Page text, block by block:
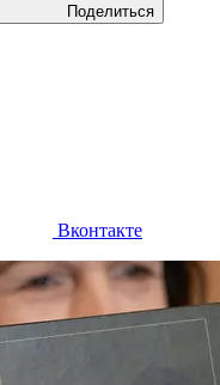
Поделиться
Вконтакте